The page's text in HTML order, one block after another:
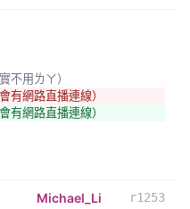
不用ㄌㄚ）
網路直播連線）
網路直播連線）
Michael_Li
r1253